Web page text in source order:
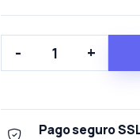
- +
Pago seguro